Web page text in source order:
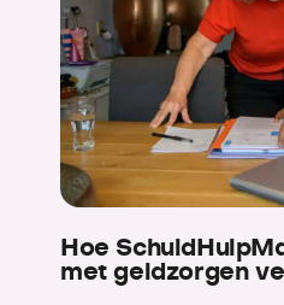
Hoe
met geldzorgen